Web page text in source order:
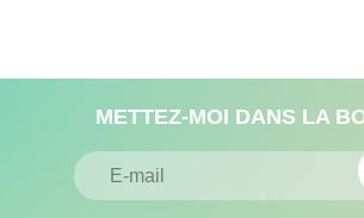
METTEZ-MOI DANS LA
m
a
E
m
a